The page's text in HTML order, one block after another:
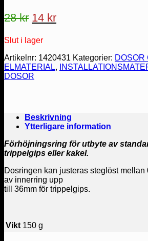
28kr Det
priset
var:
28 kr.
14 krDet
är:
14 kr.
Slut i lager
Artikelnr: 1420431 Kategorier: DOSOR
ELMATERIAL,
DOSOR
Beskrivning
Ytterligare information
Förhöjningsring för utbyte av
trippelgips eller kakel.
Dosringen kan justeras steglöst mellan
av innerring upp
till 36mm för trippelgips.
Vikt 150 g